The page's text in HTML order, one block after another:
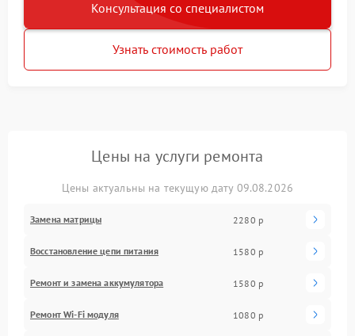
Консультация со специалистом
Узнать стоимость работ
Цены на услуги ремонта
Цены актуальны на текущую дату 09.08.2026
Замена матрицы 2280 р
Восстановление цепи питания 1580 р
Ремонт и замена аккумулятора 1580 р
Ремонт Wi-Fi модуля 1080 р